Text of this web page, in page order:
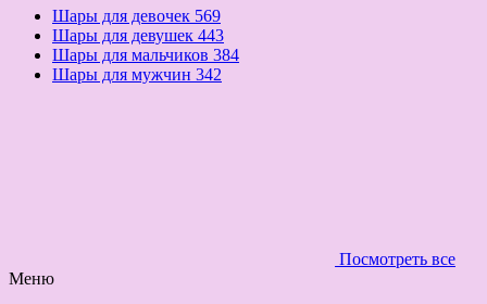
Шары для девочек 569
Шары для девушек 443
Шары для мальчиков 384
Шары для мужчин 342
Посмотреть все
Меню